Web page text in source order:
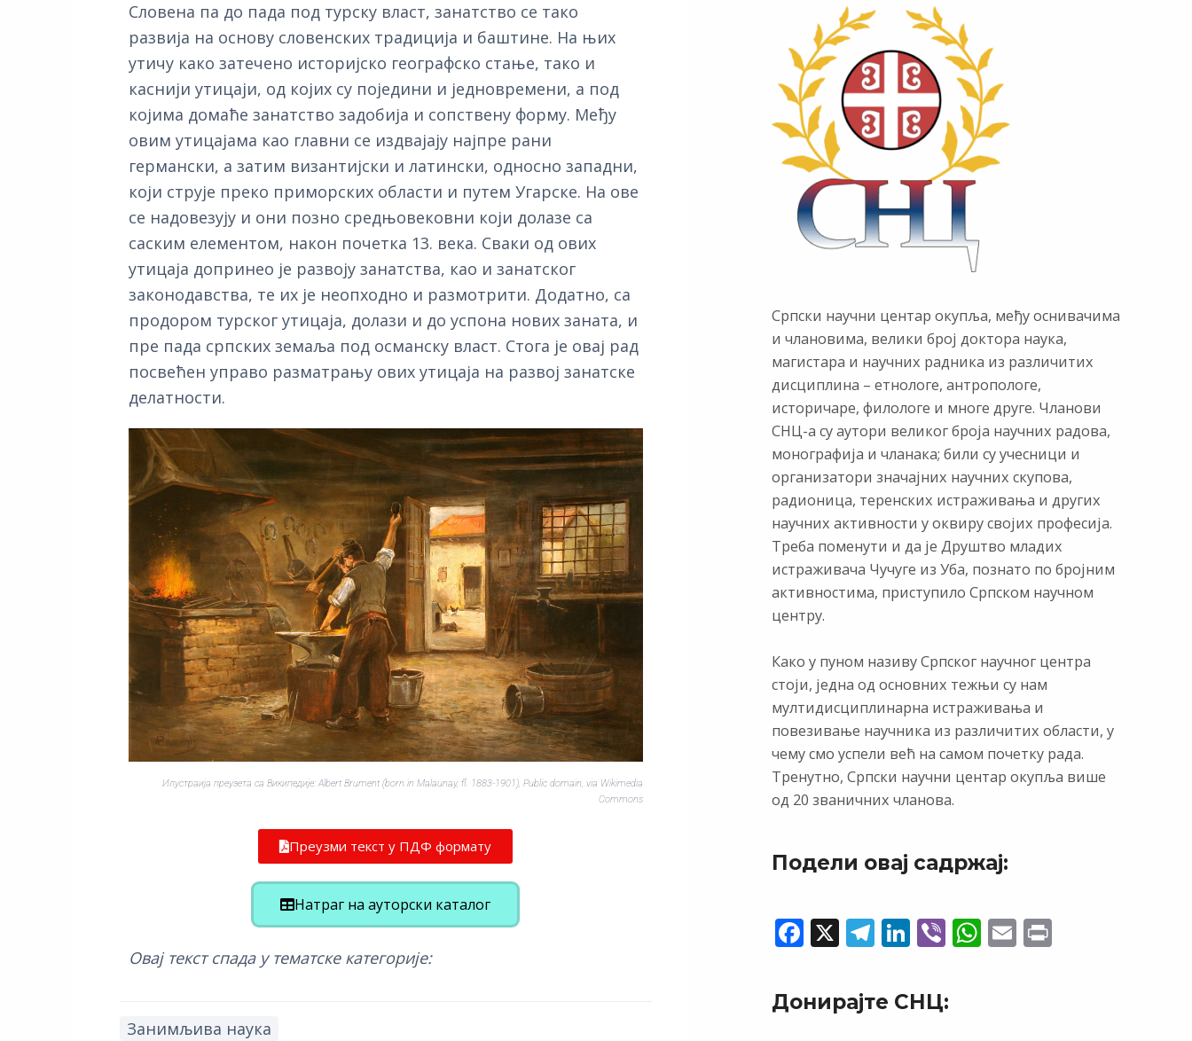
Словена па до пада под турску власт, занатство се тако
развија на основу словенских традиција и баштине. На њих
утичу како затечено историјско географско стање, тако и
каснији утицаји, од којих су поједини и једновремени, а под
којима домаће занатство задобија и сопствену форму. Међу
овим утицајама као главни се издвајају најпре рани
германски, а затим византијски и латински, односно западни,
који струје преко приморских области и путем Угарске. На ове
се надовезују и они позно средњовековни који долазе са
саским елементом, након почетка 13. века. Сваки од ових
утицаја допринео је развоју занатства, као и занатског
законодавства, те их је неопходно и размотрити. Додатно, са
продором турског утицаја, долази и до успона нових заната, и
пре пада српских земаља под османску власт. Стога је овај рад
посвећен управо разматрању ових утицаја на развој занатске
делатности.
Илустраија преузета са Википедије: Albert Brument (born in Malaunay, fl. 1883-1901), Public domain, via Wikimedia
Commons
Преузми текст у ПДФ формату
Натраг на ауторски каталог
Овај текст спада у тематске категорије:
Занимљива наука
Српски научни центар окупља, међу оснивачима
и члановима, велики број доктора наука,
магистара и научних радника из различитих
дисциплина – етнологе, антропологе,
историчаре, филологе и многе друге. Чланови
СНЦ-а су аутори великог броја научних радова,
монографија и чланака; били су учесници и
организатори значајних научних скупова,
радионица, теренских истраживања и других
научних активности у оквиру својих професија.
Треба поменути и да је Друштво младих
истраживача Чучуге из Уба, познато по бројним
активностима, приступило Српском научном
центру.
Како у пуном називу Српског научног центра
стоји, једна од основних тежњи су нам
мултидисциплинарна истраживања и
повезивање научника из различитих области, у
чему смо успели већ на самом почетку рада.
Тренутно, Српски научни центар окупља више
од 20 званичних чланова.
Подели овај садржај:
F
e
b
X T
e
gr
Li
k
e
Vi
er
W E
Донирајте СНЦ: